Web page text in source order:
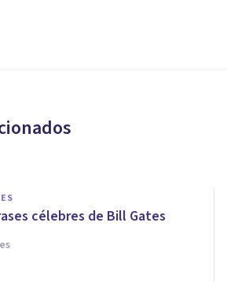
célebres de Bill Gates